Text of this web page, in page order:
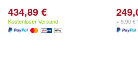
434,89 €
Kostenloser Versand + 9,90 €